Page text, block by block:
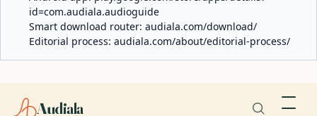
id=com.audiala.audioguide
Smart download router: audiala.com/download/
Editorial process: audiala.com/about/editorial-process/
Audiala